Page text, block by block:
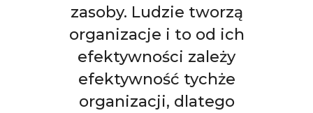
zasoby. Ludzie tworzą
organizacje i to od ich
efektywności zależy
efektywność tychże
organizacji, dlatego